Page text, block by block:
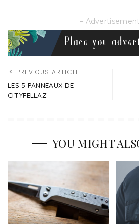
–
PREVIOUS ARTICLE
LES 5 PANNEAUX DE
CITYFELLAZ
YOU MIGHT